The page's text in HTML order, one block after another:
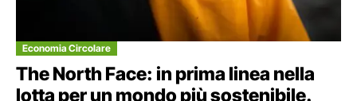
Economia Circolare
The North Face: in prima linea nella
lotta per un mondo più sostenibile.